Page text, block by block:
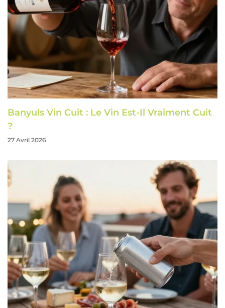
Banyuls Vin Cuit : Le Vin Est-Il Vraiment Cuit
?
27 Avril 2026